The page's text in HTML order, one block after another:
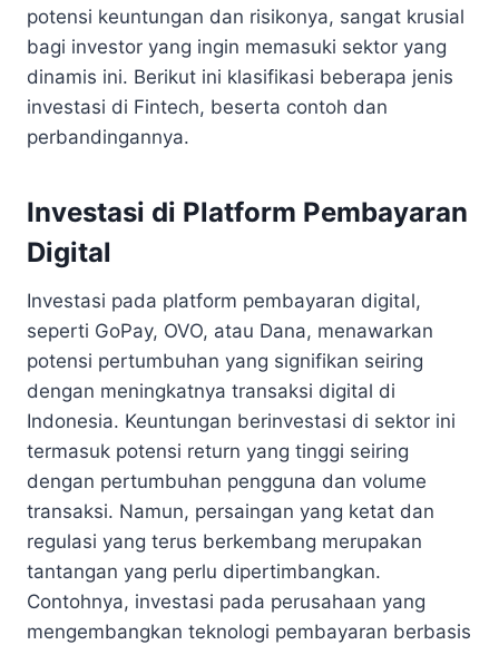
potensi keuntungan dan risikonya, sangat krusial
bagi investor yang ingin memasuki sektor yang
dinamis ini. Berikut ini klasifikasi beberapa jenis
investasi di Fintech, beserta contoh dan
perbandingannya.
Investasi di Platform Pembayaran
Digital
Investasi pada platform pembayaran digital,
seperti GoPay, OVO, atau Dana, menawarkan
potensi pertumbuhan yang signifikan seiring
dengan meningkatnya transaksi digital di
Indonesia. Keuntungan berinvestasi di sektor ini
termasuk potensi return yang tinggi seiring
dengan pertumbuhan pengguna dan volume
transaksi. Namun, persaingan yang ketat dan
regulasi yang terus berkembang merupakan
tantangan yang perlu dipertimbangkan.
Contohnya, investasi pada perusahaan yang
mengembangkan teknologi pembayaran berbasis